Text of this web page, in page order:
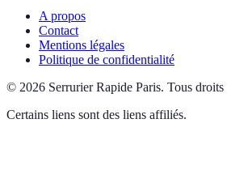
A propos
Contact
Mentions légales
Politique de confidentialité
© 2026 Serrurier Rapide Paris. Tous droits
Certains liens sont des liens affiliés.